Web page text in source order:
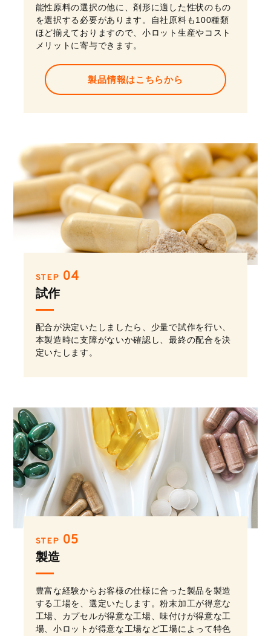
能性原料の選択の他に、剤形に適した性状のもの
を選択する必要があります。自社原料も100種類
ほど揃えておりますので、小ロット生産やコスト
メリットに寄与できます。
製品情報はこちらから
STEP 04
試作
配合が決定いたしましたら、少量で試作を行い、
本製造時に支障がないか確認し、最終の配合を決
定いたします。
STEP 05
製造
豊富な経験からお客様の仕様に合った製品を製造
する工場を、選定いたします。粉末加工が得意な
工場、カプセルが得意な工場、味付けが得意な工
場、小ロットが得意な工場など工場によって特色